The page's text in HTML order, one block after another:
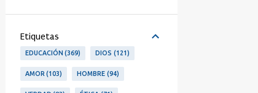
Etiquetas
EDUCACIÓN 369 DIOS 121
AMOR 103 HOMBRE 94